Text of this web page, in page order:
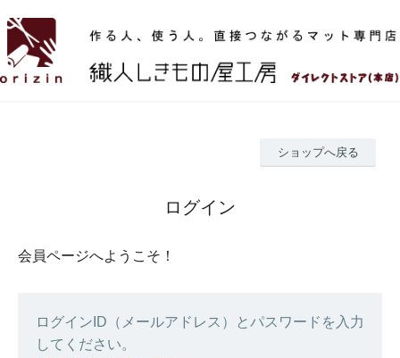
ショップへ戻る
ログイン
会員ページへようこそ！
ログインID（メールアドレス）とパスワードを入力
してください。